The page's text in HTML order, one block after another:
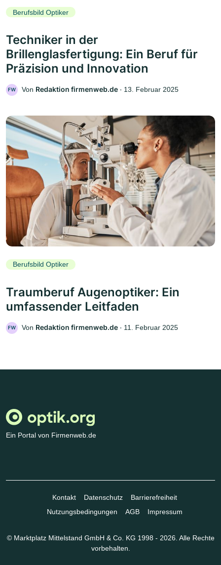
Berufsbild Optiker
Techniker in der
Brillenglasfertigung: Ein Beruf für
Präzision und Innovation
FW Von Redaktion firmenweb.de ‧ 13. Februar 2025
Berufsbild Optiker
Traumberuf Augenoptiker: Ein
umfassender Leitfaden
FW Von Redaktion firmenweb.de ‧ 11. Februar 2025
Ein Portal von Firmenweb.de
Kontakt Datenschutz
Barrierefreiheit
Nutzungsbedingungen
AGB Impressum
© Marktplatz Mittelstand GmbH & Co. KG 1998 - 2026. Alle Rechte
vorbehalten.